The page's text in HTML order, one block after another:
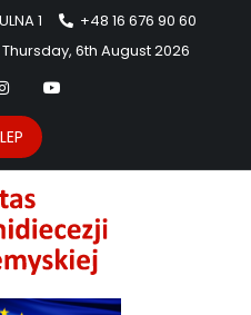
1
+48 16 676 90 60
Thursday, 6th August 2026